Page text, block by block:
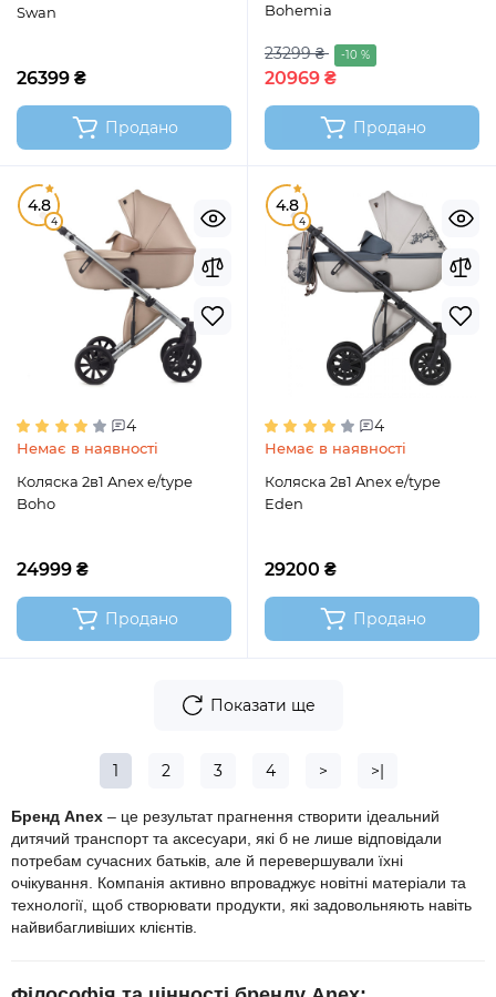
Swan
26399 ₴
Продано
Bohemia
23299 ₴ -10 %
20969 ₴
Продано
4.8
4
4
Немає в наявності
Коляска 2в1 Anex e/type
Boho
24999 ₴
Продано
4.8
4
4
Немає в наявності
Коляска 2в1 Anex e/type
Eden
29200 ₴
Продано
Показати ще
1 2 3 4 > >|
Бренд Anex – це результат прагнення створити ідеальний
дитячий транспорт та аксесуари, які б не лише відповідали
потребам сучасних батьків, але й перевершували їхні
очікування. Компанія активно впроваджує новітні матеріали та
технології, щоб створювати продукти, які задовольняють навіть
найвибагливіших клієнтів.